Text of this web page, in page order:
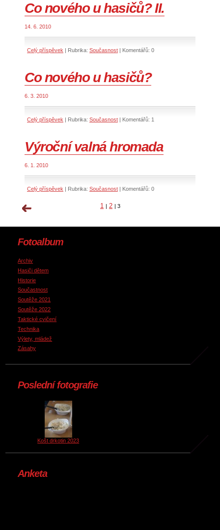
Co nového u hasičů? II.
14. 6. 2010
Celý příspěvek | Rubrika: Současnost | Komentářů: 0
Co nového u hasičů?
6. 3. 2010
Celý příspěvek | Rubrika: Současnost | Komentářů: 1
Výroční valná hromada
6. 1. 2010
Celý příspěvek | Rubrika: Současnost | Komentářů: 0
1 | 2 | 3
Fotoalbum
Archiv
Hasiči dětem
Historie
Součastnost
Soutěže 2021
Soutěže 2022
Taktické cvičení
Technika
Výlety, mládež
Zásahy
Poslední fotografie
Košt drkotin 2023
Anketa